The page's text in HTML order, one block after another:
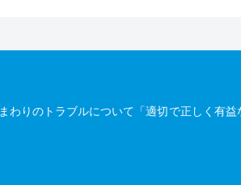
りのトラブルについて「適切で正しく有